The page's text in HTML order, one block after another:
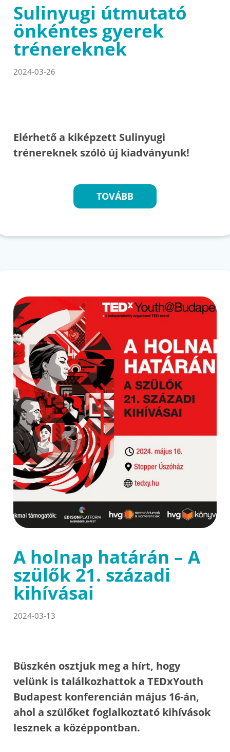
Sulinyugi útmutató
önkéntes gyerek
trénereknek
2024-03-26
Elérhető a kiképzett Sulinyugi
trénereknek szóló új kiadványunk!
TOVÁBB
A holnap határán – A
szülők 21. századi
kihívásai
2024-03-13
Büszkén osztjuk meg a hírt, hogy
velünk is találkozhattok a TEDxYouth
Budapest konferencián május 16-án,
ahol a szülőket foglalkoztató kihívások
lesznek a középpontban.